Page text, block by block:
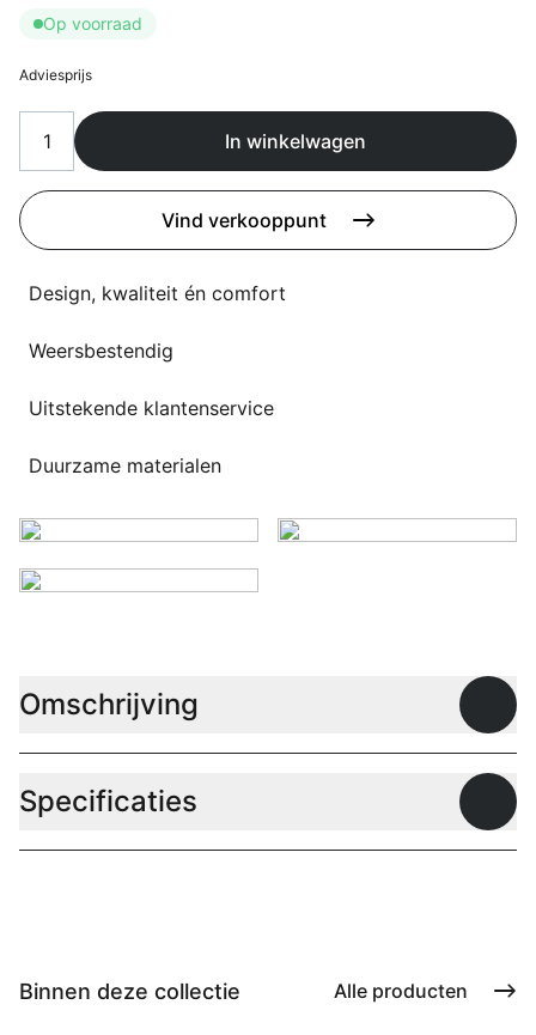
Flagship stores
Contact
3D modellen
Support
Nieuws
Events
Werken bij
Over ons
Op voorraad
Adviesprijs
In winkelwagen
Vind verkooppunt
Design, kwaliteit én comfort
Weersbestendig
Uitstekende klantenservice
Duurzame materialen
Omschrijving
Specificaties
Binnen deze collectie Alle producten